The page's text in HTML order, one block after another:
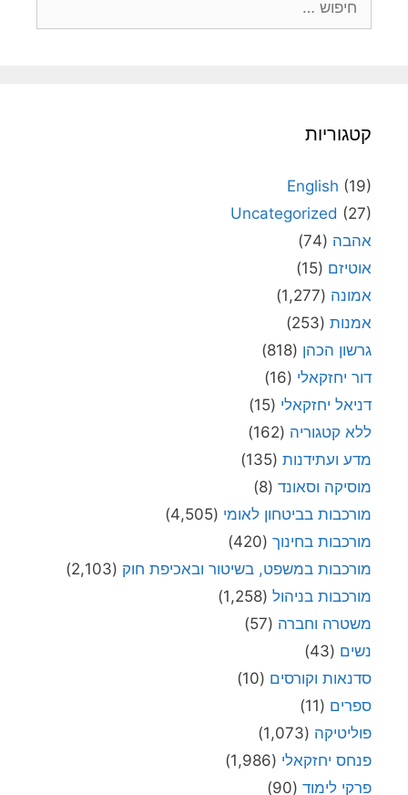
קטגוריות
English (19)
Uncategorized (27)
אהבה (74)
אוטיזם (15)
אמונה (1,277)
אמנות (253)
גרשון הכהן (818)
דור יחזקאלי (16)
דניאל יחזקאלי (15)
ללא קטגוריה (162)
מדע ועתידנות (135)
מוסיקה וסאונד (8)
מורכבות בביטחון לאומי (4,505)
מורכבות בחינוך (420)
מורכבות במשפט, בשיטור ובאכיפת חוק (2,103)
מורכבות בניהול (1,258)
משטרה וחברה (57)
נשים (43)
סדנאות וקורסים (10)
ספרים (11)
פוליטיקה (1,073)
פנחס יחזקאלי (1,986)
פרקי לימוד (90)